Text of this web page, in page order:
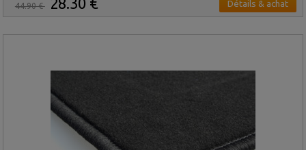
44.90 € Détails & achat